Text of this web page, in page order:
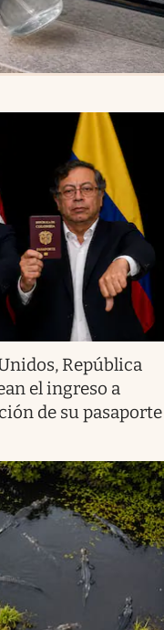
República
el ingreso a
de su pasaporte